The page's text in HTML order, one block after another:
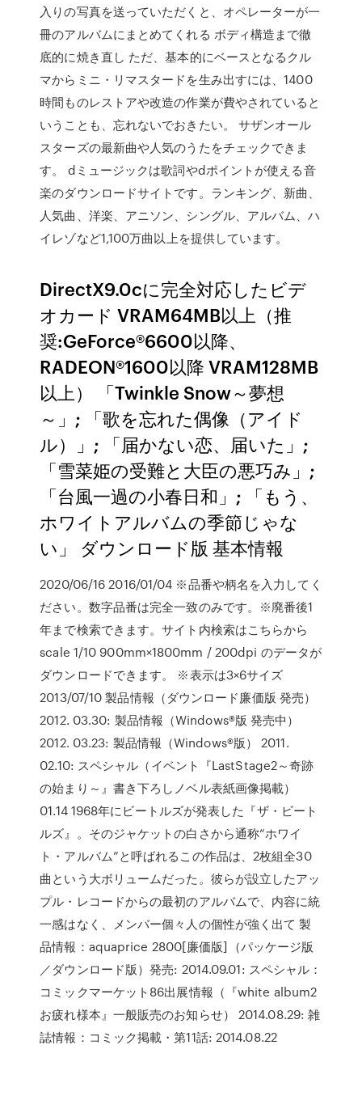
入りの写真を送っていただくと、オペレーターが一
冊のアルバムにまとめてくれる ボディ構造まで徹
底的に焼き直し ただ、基本的にベースとなるクル
マからミニ・リマスタードを生み出すには、1400
時間ものレストアや改造の作業が費やされていると
いうことも、忘れないでおきたい。 サザンオール
スターズの最新曲や人気のうたをチェックできま
す。 dミュージックは歌詞やdポイントが使える音
楽のダウンロードサイトです。ランキング、新曲、
人気曲、洋楽、アニソン、シングル、アルバム、ハ
イレゾなど1,100万曲以上を提供しています。
DirectX9.0cに完全対応したビデ
オカード VRAM64MB以上（推
奨:GeForce®6600以降、
RADEON®1600以降 VRAM128MB
以上） 「Twinkle Snow～夢想
～」; 「歌を忘れた偶像（アイド
ル）」; 「届かない恋、届いた」;
「雪菜姫の受難と大臣の悪巧み」;
「台風一過の小春日和」; 「もう、
ホワイトアルバムの季節じゃな
い」 ダウンロード版 基本情報
2020/06/16 2016/01/04 ※品番や柄名を入力してく
ださい。数字品番は完全一致のみです。※廃番後1
年まで検索できます。サイト内検索はこちらから
scale 1/10 900mm×1800mm / 200dpi のデータが
ダウンロードできます。 ※表示は3×6サイズ
2013/07/10 製品情報（ダウンロード廉価版 発売）
2012. 03.30: 製品情報（Windows®版 発売中）
2012. 03.23: 製品情報（Windows®版） 2011.
02.10: スペシャル（イベント『LastStage2～奇跡
の始まり～』書き下ろしノベル表紙画像掲載）
01.14 1968年にビートルズが発表した『ザ・ビート
ルズ』。そのジャケットの白さから通称“ホワイ
ト・アルバム”と呼ばれるこの作品は、2枚組全30
曲という大ボリュームだった。彼らが設立したアッ
プル・レコードからの最初のアルバムで、内容に統
一感はなく、メンバー個々人の個性が強く出て 製
品情報：aquaprice 2800[廉価版]（パッケージ版
／ダウンロード版）発売: 2014.09.01: スペシャル：
コミックマーケット86出展情報（『white album2
お疲れ様本』一般販売のお知らせ） 2014.08.29: 雑
誌情報：コミック掲載・第11話: 2014.08.22